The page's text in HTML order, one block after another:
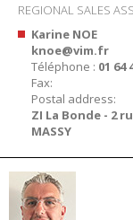
REGIONAL SALES
Karine NOE
knoe@vim.fr
Téléphone : 01 64
Fax:
Postal address:
ZI La Bonde - 2
MASSY